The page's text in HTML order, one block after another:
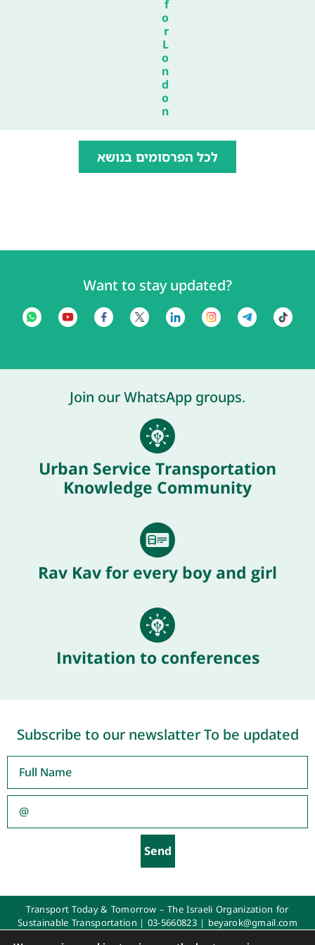
f
o
r
L
o
n
d
o
n
לכל הפרסומים בנושא
Want to stay updated?
Join our WhatsApp groups.
Urban Service Transportation
Knowledge Community
Rav Kav for every boy and girl
Invitation to conferences
Subscribe to our newslatter To be updated
Send
Transport Today & Tomorrow – The Israeli Organization for
Sustainable Transportation | 03-5660823| beyarok@gmail.com